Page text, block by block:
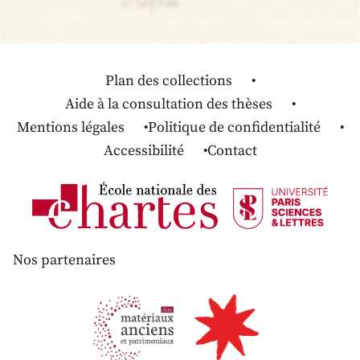
Plan des collections
Aide à la consultation des thèses
Mentions légales
Politique de confidentialité
Accessibilité
Contact
Nos partenaires